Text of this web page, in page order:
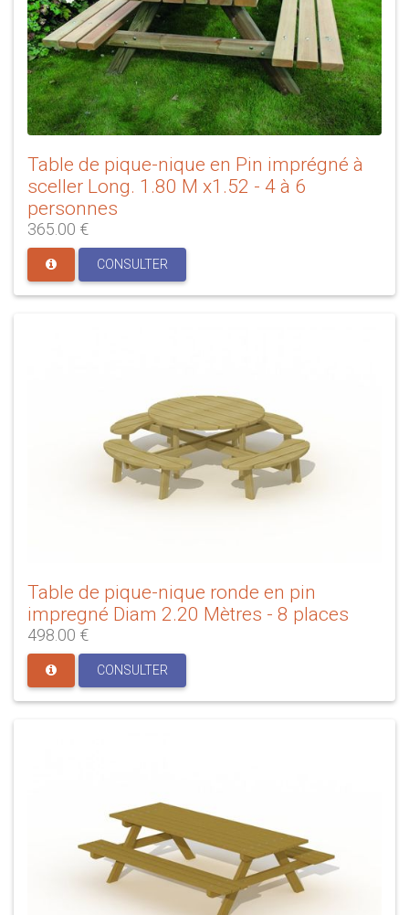
Table de pique-nique en Pin imprégné à
sceller Long. 1.80 M x1.52 - 4 à 6
personnes
365.00 €
CONSULTER
Table de pique-nique ronde en pin
impregné Diam 2.20 Mètres - 8 places
498.00 €
CONSULTER